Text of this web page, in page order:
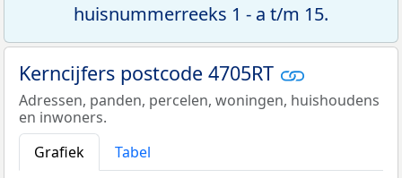
huisnummerreeks 1 - a t/m 15.
Kerncijfers postcode 4705RT
Adressen, panden, percelen, woningen, huishoudens
en inwoners.
Grafiek
Tabel